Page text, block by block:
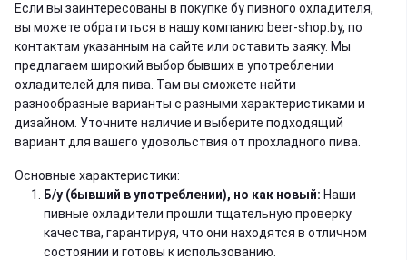
Если вы заинтересованы в покупке бу пивного охладителя,
вы можете обратиться в нашу компанию beer-shop.by, по
контактам указанным на сайте или оставить заяку. Мы
предлагаем широкий выбор бывших в употреблении
охладителей для пива. Там вы сможете найти
разнообразные варианты с разными характеристиками и
дизайном. Уточните наличие и выберите подходящий
вариант для вашего удовольствия от прохладного пива.
Основные характеристики:
Б/у (бывший в употреблении), но как новый: Наши
пивные охладители прошли тщательную проверку
качества, гарантируя, что они находятся в отличном
состоянии и готовы к использованию.